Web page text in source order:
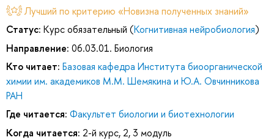
Лучший по критерию «Новизна полученных знаний»
Статус: Курс обязательный (Когнитивная нейробиология)
Направление: 06.03.01. Биология
Кто читает: Базовая кафедра Института биоорганической
химии им. академиков М.М. Шемякина и Ю.А. Овчинникова
РАН
Где читается: Факультет биологии и биотехнологии
Когда читается: 2-й курс, 2, 3 модуль